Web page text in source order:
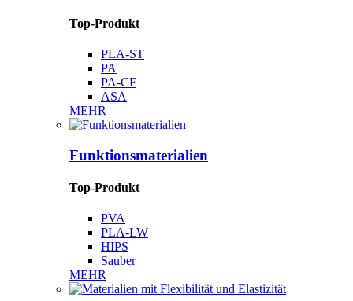
Top-Produkt
PLA-ST
PA
PA-CF
ASA
MEHR
Funktionsmaterialien
Top-Produkt
PVA
PLA-LW
HIPS
Sauber
MEHR